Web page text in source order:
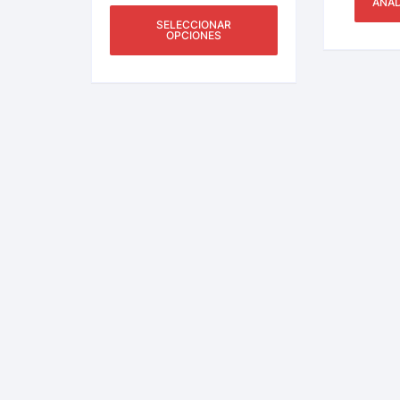
SELECCIONAR
OPCIONES